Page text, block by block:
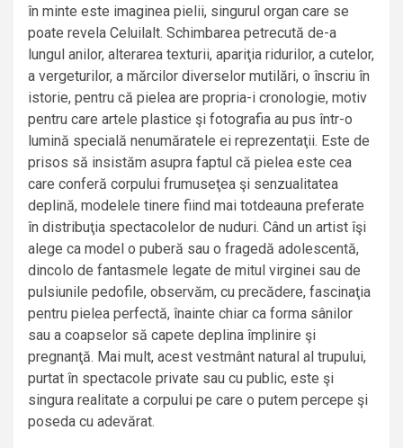
în minte este imaginea pielii, singurul organ care se
poate revela Celuilalt. Schimbarea petrecută de-a
lungul anilor, alterarea texturii, apariţia ridurilor, a cutelor,
a vergeturilor, a mărcilor diverselor mutilări, o înscriu în
istorie, pentru că pielea are propria-i cronologie, motiv
pentru care artele plastice şi fotografia au pus într-o
lumină specială nenumăratele ei reprezentaţii. Este de
prisos să insistăm asupra faptul că pielea este cea
care conferă corpului frumuseţea şi senzualitatea
deplină, modelele tinere fiind mai totdeauna preferate
în distribuţia spectacolelor de nuduri. Când un artist îşi
alege ca model o puberă sau o fragedă adolescentă,
dincolo de fantasmele legate de mitul virginei sau de
pulsiunile pedofile, observăm, cu precădere, fascinaţia
pentru pielea perfectă, înainte chiar ca forma sânilor
sau a coapselor să capete deplina împlinire şi
pregnanţă. Mai mult, acest vestmânt natural al trupului,
purtat în spectacole private sau cu public, este şi
singura realitate a corpului pe care o putem percepe şi
poseda cu adevărat.